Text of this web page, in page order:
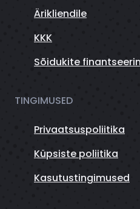
Ärikliendile
KKK
Sõidukite
TINGIMUSED
Privaatsuspoliitika
Küpsiste poliitika
Kasutustingimused